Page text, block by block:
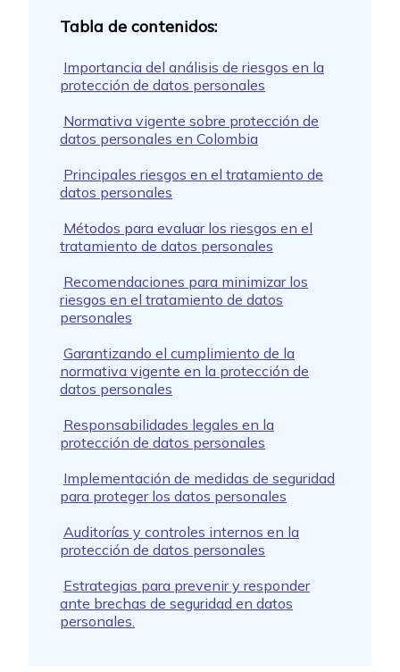
Importancia del análisis de riesgos en la
protección de datos personales
Normativa vigente sobre protección de
datos personales en Colombia
Principales riesgos en el tratamiento de
datos personales
Métodos para evaluar los riesgos en el
tratamiento de datos personales
Recomendaciones para minimizar los
riesgos en el tratamiento de datos
personales
Garantizando el cumplimiento de la
normativa vigente en la protección de
datos personales
Responsabilidades legales en la
protección de datos personales
Implementación de medidas de seguridad
para proteger los datos personales
Auditorías y controles internos en la
protección de datos personales
Estrategias para prevenir y responder
ante brechas de seguridad en datos
personales.